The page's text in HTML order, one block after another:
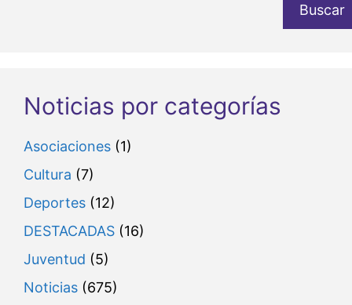
Buscar
Noticias por categorías
Asociaciones (1)
Cultura (7)
Deportes (12)
DESTACADAS (16)
Juventud (5)
Noticias (675)